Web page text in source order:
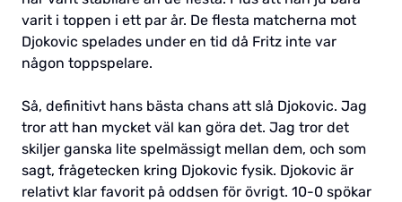
varit i toppen i ett par år. De flesta matcherna mot
Djokovic spelades under en tid då Fritz inte var
någon toppspelare.
Så, definitivt hans bästa chans att slå Djokovic. Jag
tror att han mycket väl kan göra det. Jag tror det
skiljer ganska lite spelmässigt mellan dem, och som
sagt, frågetecken kring Djokovic fysik. Djokovic är
relativt klar favorit på oddsen för övrigt. 10-0 spökar